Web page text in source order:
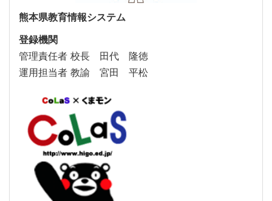
熊本県教育情報システム
登録機関
管理責任者 校長 田代 隆徳
運用担当者 教諭 宮田 平松